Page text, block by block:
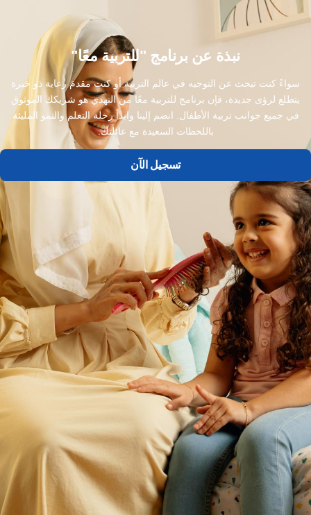
نبذة عن برنامج "للتربية معًا"
سواءً كنت تبحث عن التوجيه في عالم التربية أو كنت مقدمَ رعاية ذو خبرة
يتطلع لرؤى جديدة، فإن برنامج للتربية معًا من النهدي هو شريكك الموثوق
في جميع جوانب تربية الأطفال. انضم إلينا وابدأ رحلة التعلم والنمو المليئة
باللحظات السعيدة مع عائلتك.
تسجيل الآن